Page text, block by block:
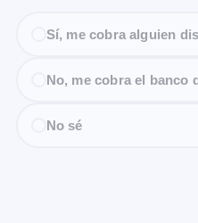
Sí, me cobra alguien
No, me cobra el banco
No sé